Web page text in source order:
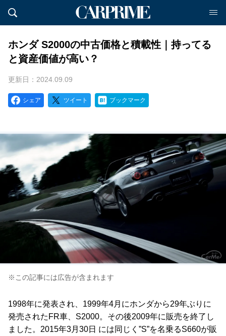
ホンダ S2000の中古価格と積載性｜持ってる
と資産価値が高い？
更新日：2024.09.09
シェア ツイート ブックマーク
※この記事には広告が含まれます
1998年に発表され、1999年4月にホンダから29年ぶりに
発売されたFR車、S2000。その後2009年に販売を終了し
ました。2015年3月30日 には同じく”S”を名乗るS660が販